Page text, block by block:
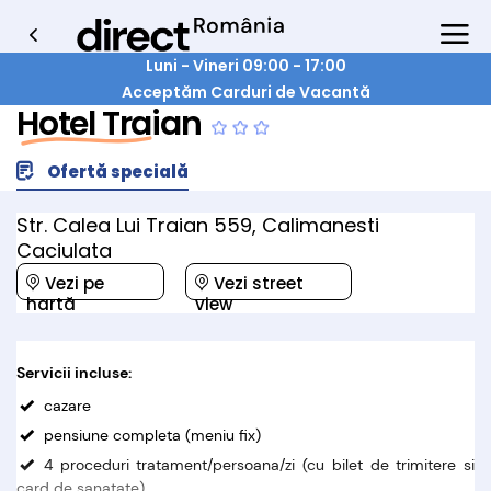
Luni - Vineri 09:00 - 17:00
Acceptăm Carduri de Vacantă
Hotel Traian
Ofertă specială
Str. Calea Lui Traian 559, Calimanesti
Caciulata
Vezi pe
hartă
Vezi street
view
Servicii incluse:
cazare
pensiune completa (meniu fix)
4 proceduri tratament/persoana/zi (cu bilet de trimitere si